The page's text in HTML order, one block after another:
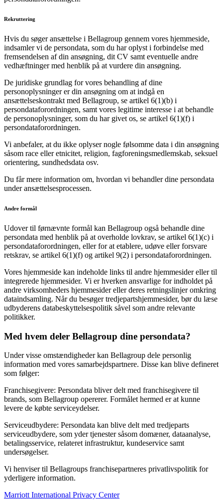
Rekruttering
Hvis du søger ansættelse i Bellagroup gennem vores hjemmeside,
indsamler vi de persondata, som du har oplyst i forbindelse med
fremsendelsen af din ansøgning, dit CV samt eventuelle andre
vedhæftninger med henblik på at vurdere din ansøgning.
De juridiske grundlag for vores behandling af dine
personoplysninger er din ansøgning om at indgå en
ansættelseskontrakt med Bellagroup, se artikel 6(1)(b) i
persondataforordningen, samt vores legitime interesse i at behandle
de personoplysninger, som du har givet os, se artikel 6(1)(f) i
persondataforordningen.
Vi anbefaler, at du ikke oplyser nogle følsomme data i din ansøgning
såsom race eller etnicitet, religion, fagforeningsmedlemskab, seksuel
orientering, sundhedsdata osv.
Du får mere information om, hvordan vi behandler dine persondata
under ansættelsesprocessen.
Andre formål
Udover til førnævnte formål kan Bellagroup også behandle dine
persondata med henblik på at overholde lovkrav, se artikel 6(1)(c) i
persondataforordningen, eller for at etablere, udøve eller forsvare
retskrav, se artikel 6(1)(f) og artikel 9(2) i persondataforordningen.
Vores hjemmeside kan indeholde links til andre hjemmesider eller til
integrerede hjemmesider. Vi er hverken ansvarlige for indholdet på
andre virksomheders hjemmesider eller deres retningslinjer omkring
dataindsamling. Når du besøger tredjepartshjemmesider, bør du læse
udbyderens databeskyttelsespolitik såvel som andre relevante
politikker.
Med hvem deler Bellagroup dine persondata?
Under visse omstændigheder kan Bellagroup dele personlig
information med vores samarbejdspartnere. Disse kan blive defineret
som følger:
Franchisegivere: Persondata bliver delt med franchisegivere til
brands, som Bellagroup opererer. Formålet hermed er at kunne
levere de købte serviceydelser.
Serviceudbydere: Persondata kan blive delt med tredjeparts
serviceudbydere, som yder tjenester såsom domæner, dataanalyse,
betalingsservice, relateret infrastruktur, kundeservice samt
undersøgelser.
Vi henviser til Bellagroups franchisepartneres privatlivspolitik for
yderligere information.
Marriott International Privacy Center